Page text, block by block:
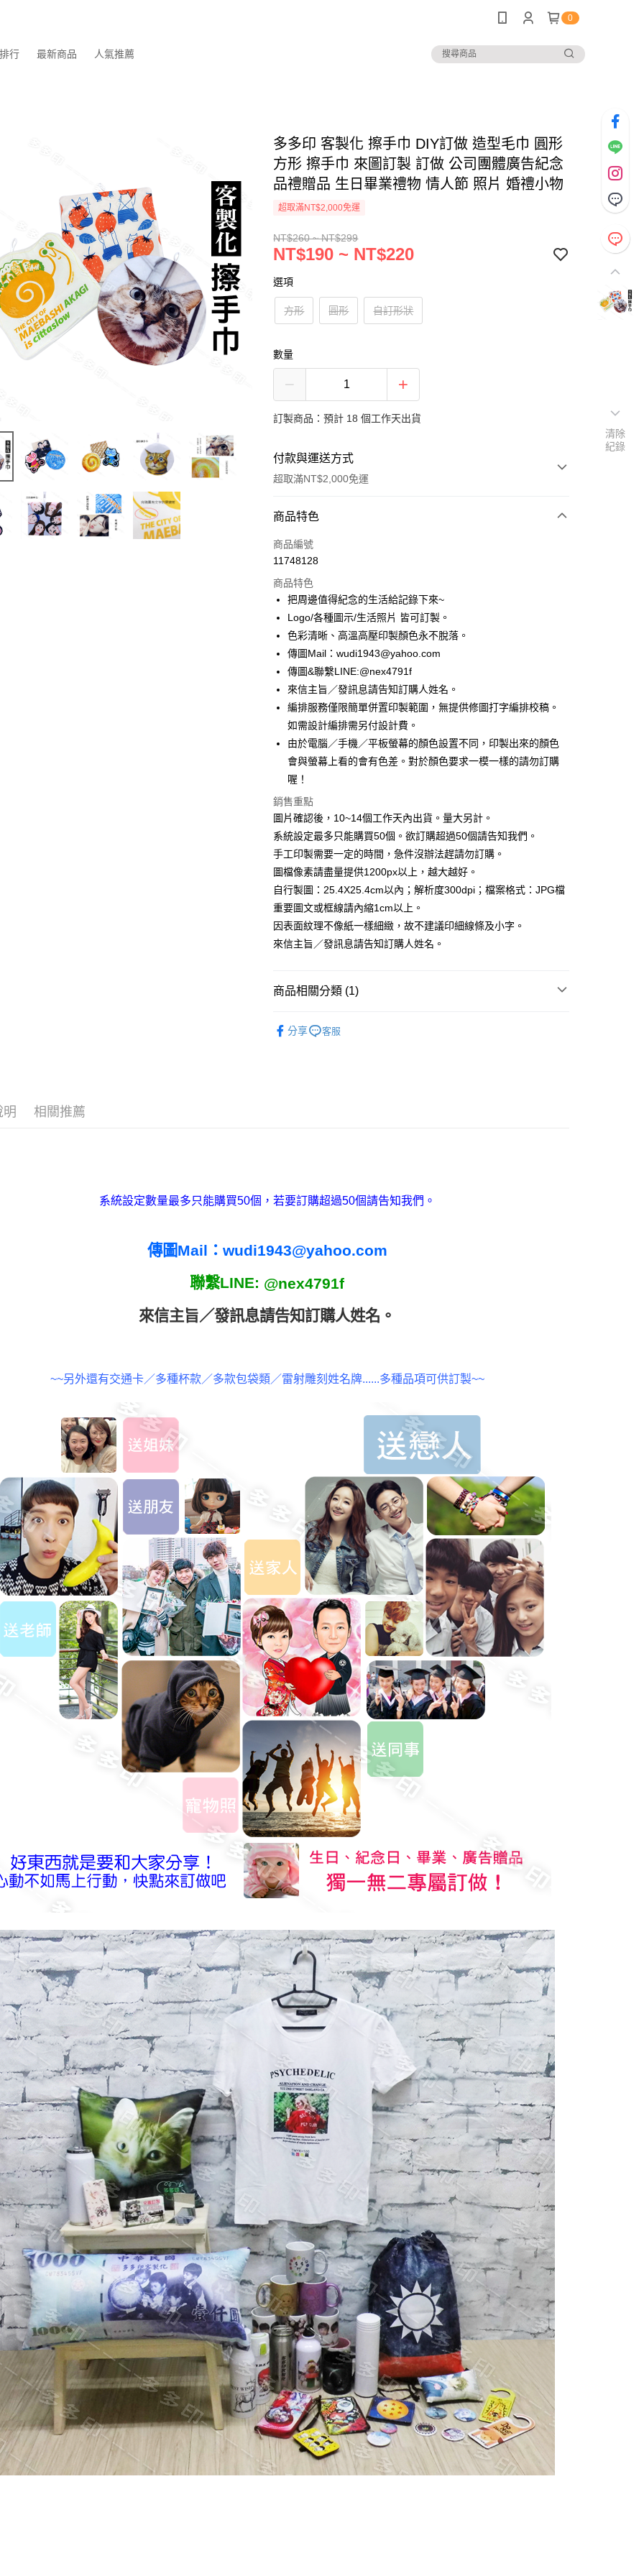
0
行 最新商品 人氣推薦
多多印 客製化 擦手巾 DIY訂做 造型毛巾 圓形
方形 擦手巾 來圖訂製 訂做 公司團體廣告紀念
品禮贈品 生日畢業禮物 情人節 照片 婚禮小物
超取滿NT$2,000免運
NT$260 ~ NT$299
NT$190 ~ NT$220
選項
方形 圓形 自訂形狀
數量
訂製商品：預計 18 個工作天出貨
付款與運送方式
超取滿NT$2,000免運
付款方式
信用卡一次付款
LINE Pay
Apple Pay
街口支付
悠遊付
全盈+PAY
AFTEE先享後付
相關說明
【關於「AFTEE先享後付」】
便利好安心！
１．簡單：不需註冊會員、不需綁卡、不需儲值。
２．便利：只要手機號碼，簡訊認證，即可結帳。
３．安心：先確認商品／服務後，再付款。
【「AFTEE先享後付」結帳流程】
付」結帳頁面，進行簡訊認證並確認金額後，即可完成結帳。
２．訂單成立數日內，您將收到繳費通知簡訊。
３．收到繳費通知簡訊後14天內，點擊此簡訊中的連結，可透過四大超商
／ATM／網路銀行／等多元方式進行付款，方視為交易完成。
※ 請注意：結帳手續完成當下不需立刻繳費，但若您需要取消訂單，請聯
絡購買商品的店家。未經商家同意取消之訂單仍視為有效，需透過AFTEE
付客戶支援中心」https://netprotections.freshdesk.com/support/home
１．透過由恩沛科技股份有限公司提供之「AFTEE先享後付」服務完成之
動。
ATM付款
運送方式
全家付款取貨
每筆NT$65，滿NT$2,000(含以上)免運費
付款後全家取貨
每筆NT$65，滿NT$2,000(含以上)免運費
每筆NT$65，滿NT$2,000(含以上)免運費
宅配
商品特色
商品編號
11748128
商品特色
把周邊值得紀念的生活給記錄下來~
Logo/各種圖示/生活照片 皆可訂製。
色彩清晰、高溫高壓印製顏色永不脫落。
傳圖Mail：wudi1943@yahoo.com
傳圖&聯繫LINE:@nex4791f
來信主旨／發訊息請告知訂購人姓名。
編排服務僅限簡單併置印製範圍，無提供修圖打字編排校稿。
如需設計編排需另付設計費。
由於電腦／手機／平板螢幕的顏色設置不同，印製出來的顏色
會與螢幕上看的會有色差。對於顏色要求一模一樣的請勿訂購
喔！
銷售重點
圖片確認後，10~14個工作天內出貨。量大另計。
系統設定最多只能購買50個。欲訂購超過50個請告知我們。
手工印製需要一定的時間，急件沒辦法趕請勿訂購。
圖檔像素請盡量提供1200px以上，越大越好。
自行製圖：25.4X25.4cm以內；解析度300dpi；檔案格式：JPG檔
重要圖文或框線請內縮1cm以上。
因表面紋理不像紙一樣細緻，故不建議印細線條及小字。
來信主旨／發訊息請告知訂購人姓名。
商品相關分類 (1)
分享
客服
明 相關推薦
系統設定數量最多只能購買50個，若要訂購超過50個請告知我們。
傳圖Mail： wudi1943@yahoo.com
聯繫LINE: @nex4791f
來信主旨／發訊息請告知訂購人姓名 。
~~另外還有交通卡／多種杯款／多款包袋類／雷射雕刻姓名牌......多種品項可供訂製~~
清除
紀錄